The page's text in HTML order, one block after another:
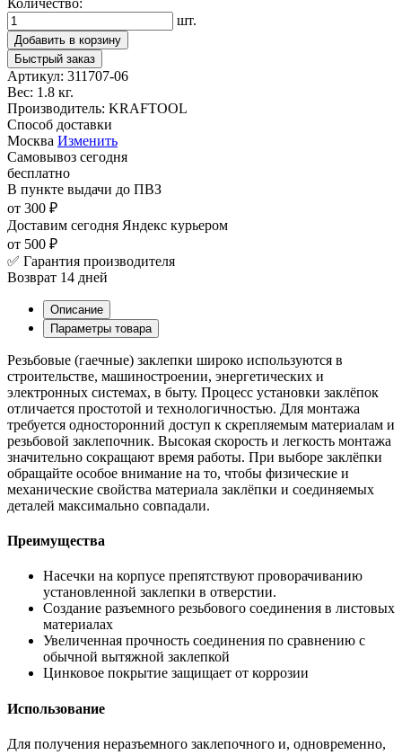
шт.
Добавить в корзину
Быстрый заказ
Артикул: 311707-06
Вес: 1.8 кг.
Производитель: KRAFTOOL
Способ доставки
Москва Изменить
Самовывоз сегодня
бесплатно
В пункте выдачи до ПВЗ
от 300 ₽
Доставим сегодня Яндекс курьером
от 500 ₽
✅ Гарантия производителя
Возврат 14 дней
Описание
Параметры товара
Резьбовые (гаечные) заклепки широко используются в
строительстве, машиностроении, энергетических и
электронных системах, в быту. Процесс установки заклёпок
отличается простотой и технологичностью. Для монтажа
требуется односторонний доступ к скрепляемым материалам и
резьбовой заклепочник. Высокая скорость и легкость монтажа
значительно сокращают время работы. При выборе заклёпки
обращайте особое внимание на то, чтобы физические и
механические свойства материала заклёпки и соединяемых
деталей максимально совпадали.
Преимущества
Насечки на корпусе препятствуют проворачиванию
установленной заклепки в отверстии.
Создание разъемного резьбового соединения в листовых
материалах
Увеличенная прочность соединения по сравнению с
обычной вытяжной заклепкой
Цинковое покрытие защищает от коррозии
Использование
Для получения неразъемного заклепочного и, одновременно,